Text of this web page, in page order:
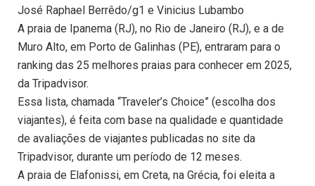
José Raphael Berrêdo/g1 e Vinicius Lubambo
A praia de Ipanema (RJ), no Rio de Janeiro (RJ), e a de
Muro Alto, em Porto de Galinhas (PE), entraram para o
ranking das 25 melhores praias para conhecer em 2025,
da Tripadvisor.
Essa lista, chamada “Traveler’s Choice” (escolha dos
viajantes), é feita com base na qualidade e quantidade
de avaliações de viajantes publicadas no site da
Tripadvisor, durante um período de 12 meses.
A praia de Elafonissi, em Creta, na Grécia, foi eleita a